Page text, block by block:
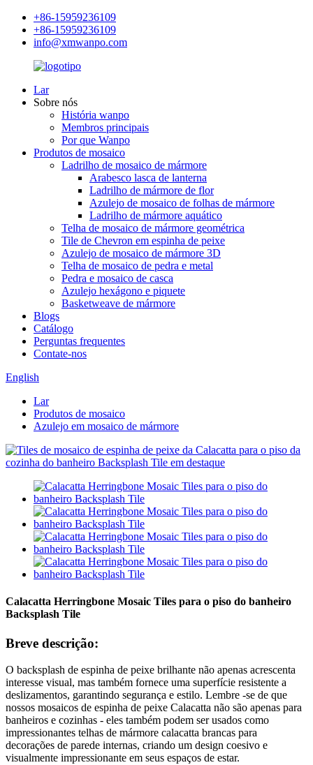
+86-15959236109
+86-15959236109
info@xmwanpo.com
Lar
Sobre nós
História wanpo
Membros principais
Por que Wanpo
Produtos de mosaico
Ladrilho de mosaico de mármore
Arabesco lasca de lanterna
Ladrilho de mármore de flor
Azulejo de mosaico de folhas de mármore
Ladrilho de mármore aquático
Telha de mosaico de mármore geométrica
Tile de Chevron em espinha de peixe
Azulejo de mosaico de mármore 3D
Telha de mosaico de pedra e metal
Pedra e mosaico de casca
Azulejo hexágono e piquete
Basketweave de mármore
Blogs
Catálogo
Perguntas frequentes
Contate-nos
English
Lar
Produtos de mosaico
Azulejo em mosaico de mármore
Calacatta Herringbone Mosaic Tiles para o piso do banheiro
Backsplash Tile
Breve descrição:
O backsplash de espinha de peixe brilhante não apenas acrescenta
interesse visual, mas também fornece uma superfície resistente a
deslizamentos, garantindo segurança e estilo. Lembre -se de que
nossos mosaicos de espinha de peixe Calacatta não são apenas para
banheiros e cozinhas - eles também podem ser usados ​​como
impressionantes telhas de mármore calacatta brancas para
decorações de parede internas, criando um design coesivo e
visualmente impressionante em seus espaços de estar.